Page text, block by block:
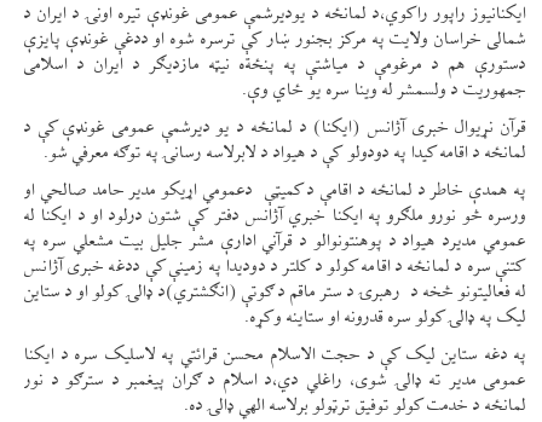
ایکنانیوز راپور راکوي،د لمانځه د یودیرشمې عمومی غونډې تیره اونۍ د ایران د
شمالی خراسان ولایت په مرکز بجنور ښار کې ترسره شوه او ددغې غونډې پایزې
دستورې هم د مرغومې د میاشتې په پنځةه نیټه مازدیګر د ایران د اسلامی
جمهوریت د ولسمشر له وینا سره یو ځاي وې.
قرآن نړیوال خبری آژانس (ایکنا) د لمانځه د یو دیرشمې عمومی غونډې کې د
لمانځه د اقامه کیدا په دودولو کې د هیواد د لابرلاسه رسانۍ په توګه معرفي شو.
په همدې خاطر د لمانځه د اقامې د کمیټې دعمومي اړیکو مدیر حامد صالحي او
ورسره څو نورو ملګرو په ایکنا خبري آژانس دفتر کې شتون درلود او د ایکنا له
عمومي مدیرد هیواد د پوهنتونوالو د قرآني ادارې مشر جلیل بیت مشعلي سره په
کتنې سره د لمانځه د اقامه کولو د کلتر د دودیدا په زمینې کې ددغه خبری آژانس
له فعالیتونو څخه د رهبرۍ د ستر ماقم د ګوتې (انګشتري)د ډالۍ کولو او د ستاین
لیک په ډالۍ کولو سره قدرونه او ستاینه وکړه.
په دغه ستاین لیک کې د حجت الاسلام محسن قرائتي په لاسلیک سره د ایکنا
عمومی مدیر ته ډالۍ شوی، راغلي دي،د اسلام د ګران پیغمبر د سترګو د نور
لمانځه د خدمت کولو توفیق ترټولو برلاسه الهي ډالۍ ده.